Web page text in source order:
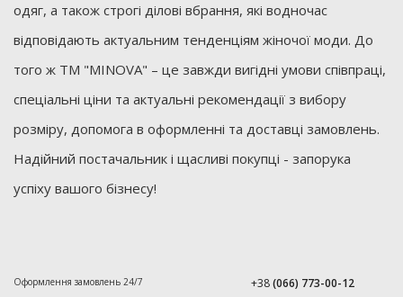
одяг, а також строгі ділові вбрання, які водночас
відповідають актуальним тенденціям жіночої моди. До
того ж ТМ "MINOVA" – це завжди вигідні умови співпраці,
спеціальні ціни та актуальні рекомендації з вибору
розміру, допомога в оформленні та доставці замовлень.
Надійний постачальник і щасливі покупці - запорука
успіху вашого бізнесу!
Оформлення замовлень 24/7
+38(066) 773-00-12